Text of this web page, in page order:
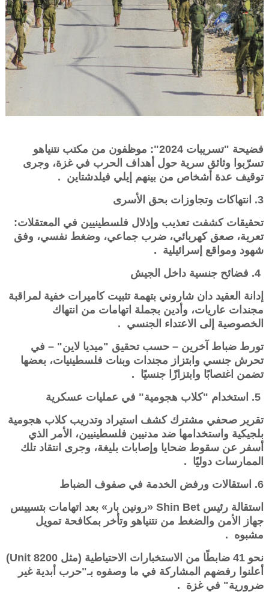
فضيحة "تسريبات 2024": موظفون من مكتب نتنياهو
تسرّبوا وثائق سرية حول أهداف الحرب في غزة، وجرى
توقيف عدة أشخاص من بينهم إيلي فيلدشتاين .
3. انتهاكات وتجاوزات بحق الأسرى
تحقيقات كشفت تعذيب وإذلال فلسطينيين في المعتقلات:
تعرية، صعق كهربائي، ضرب جماعي، وضغط نفسي، وفق
شهود ومواقع إسرائيلية .
إدانة العقيد دان شاروني بتهمة تثبيت كاميرات خفية لمراقبة
مجندات عاريات، وأدين بجملة اتهامات من انتهاك
الخصوصية إلى الاعتداء الجنسي .
تورط ضباط آخرين – حسب تحقيق "ميديا لاين" – في
تحرش جنسي وابتزاز مجندات وبنات فلسطينيات، بعضها
تضمن اغتصابًا وابتزازًا جنسيًا .
تقرير صحفي مشترك كشف استيراد وتدريب كلاب هجومية
بلجيكية واستخدامها ضد مدنيين فلسطينيين، الأمر الذي
أسفر عن سقوط ضحايا وإصابات بليغة، وجرى انتقاد تلك
الممارسات دوليًا .
6. استقالات ورفض الخدمة في صفوف الضباط
استقالة رئيس Shin Bet «رونين بار» بعد اتهامات بتسييس
جهاز الأمن والضغط من نتنياهو وتأخر بمكافحة تمويل
مشبوه .
نحو 41 ضابطًا من الاستخبارات الاحتياطية (مثل Unit 8200)
أعلنوا رفضهم المشاركة في ما وصفوه بـ"حرب أبدية غير
ضرورية" في غزة .